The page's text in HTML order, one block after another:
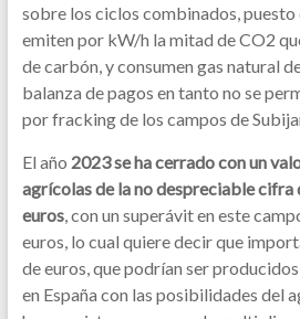
sobre los ciclos combinados, puesto
emiten por kW/h la mitad de CO2
de carbón, y consumen gas natural
balanza de pagos en tanto no se
por fracking de los campos de
El año 2023 se ha cerrado con un
agrícolas de la no despreciable cifra
euros, con un superávit en este
euros, lo cual quiere decir que
de euros, que podrían ser
en España con las posibilidades del